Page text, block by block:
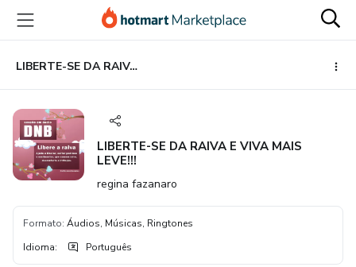
para
conteúdo
principal
para
pagamento
para
rodapé
LIBERTE-SE DA RAIVA E VIVA MAIS LEVE!!!
LIBERTE-SE DA RAIVA E VIVA MAIS
LEVE!!!
regina fazanaro
Formato: Áudios, Músicas, Ringtones
Idioma: Português